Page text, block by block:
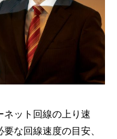
ット回線の上り速
な回線速度の目安、